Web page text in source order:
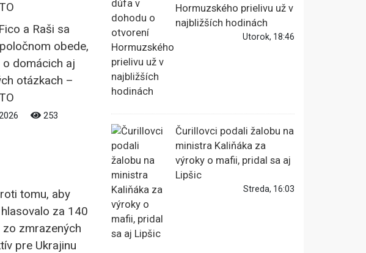
a Raši sa
obede,
o domácich aj
otázkach –
253
Hormuzského prielivu už v
najbližších hodinách
Utorok, 18:46
Čurillovci podali žalobu na
ministra Kaliňáka za
výroky o mafii, pridal sa aj
Lipšic
Streda, 16:03